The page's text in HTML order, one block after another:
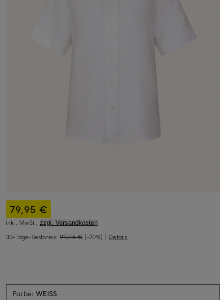
79,95 €
inkl. MwSt., zzgl. Versandkosten
30-Tage-Bestpreis: 99,95 € (-20%) | Details
Farbe:WEISSAktuell nicht verfügbar